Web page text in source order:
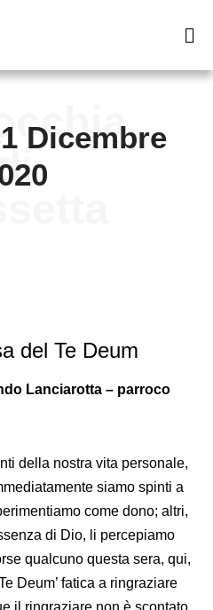
Dicembre
del Te Deum
Lanciarotta – parroco
della nostra vita personale,
siamo spinti a
come dono; altri,
di Dio, li percepiamo
qualcuno questa sera, qui,
Deum’ fatica a ringraziare
il ringraziare non è scontato.